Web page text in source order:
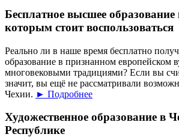
Бесплатное высшее
которым стоит воспользоваться
Реально ли в наше время бесплатно
образование в признанном европейском
многовековыми традициями? Если вы
значит, вы ещё не рассматривали
Чехии. ► Подробнее
Художественное образование в
Республике